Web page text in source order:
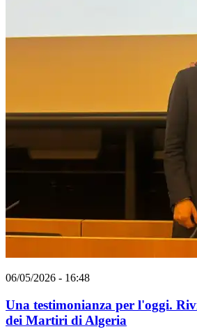
06/05/2026 - 16:48
Una testimonianza per l'oggi.
dei Martiri di Algeria